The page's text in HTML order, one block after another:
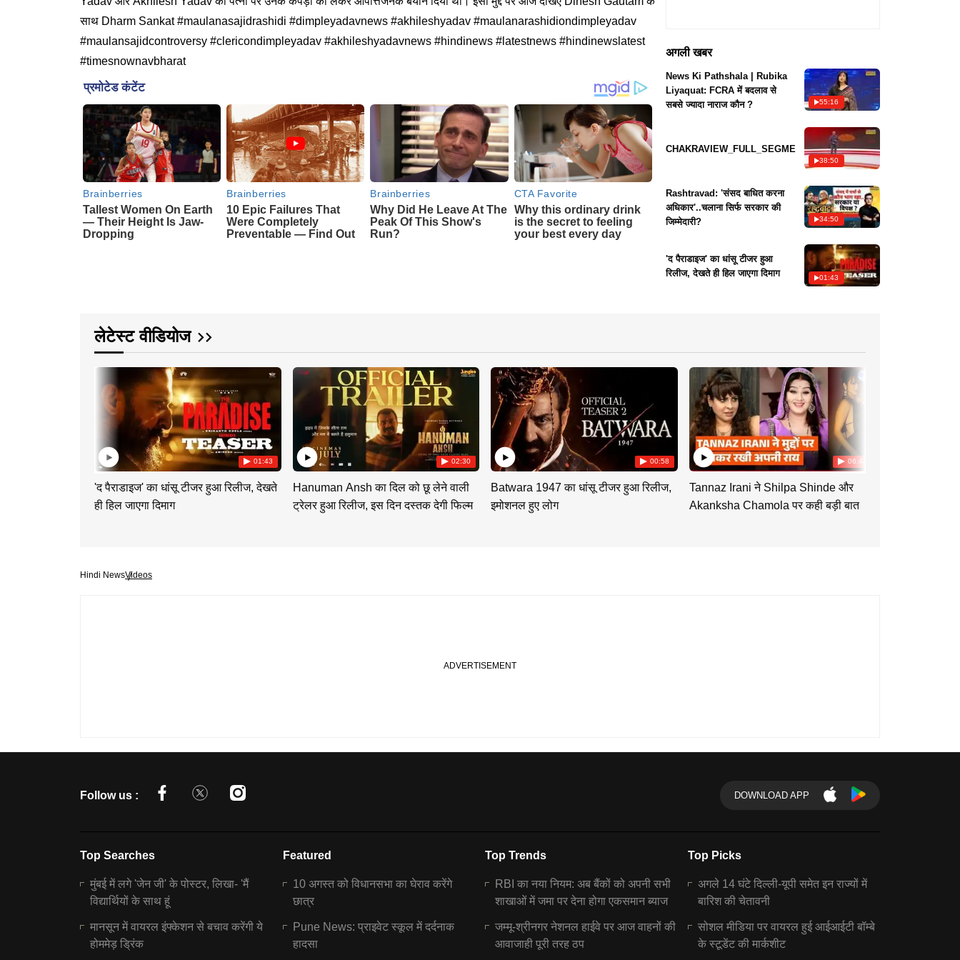
साथ Dharm Sankat #maulanasajidrashidi #dimpleyadavnews #akhileshyadav #maulanarashidiondimpleyadav
#maulansajidcontroversy #clericondimpleyadav #akhileshyadavnews #hindinews #latestnews #hindinewslatest
#timesnownavbharat
अगली खबर
News Ki Pathshala | Rubika
Liyaquat: FCRA में बदलाव से
सबसे ज्यादा नाराज कौन ?
55:16
CHAKRAVIEW_FULL_SEGMENT
38:50
Rashtravad: 'संसद बाधित करना
अधिकार'..चलाना सिर्फ सरकार की
जिम्मेदारी?
34:50
'द पैराडाइज' का धांसू टीजर हुआ
रिलीज, देखते ही हिल जाएगा दिमाग
01:43
लेटेस्ट वीडियोज
01:43
'द पैराडाइज' का धांसू टीजर हुआ रिलीज, देखते
ही हिल जाएगा दिमाग
02:30
Hanuman Ansh का दिल को छू लेने वाली
ट्रेलर हुआ रिलीज, इस दिन दस्तक देगी फिल्म
00:58
Batwara 1947 का धांसू टीजर हुआ रिलीज,
इमोशनल हुए लोग
06:44
Tannaz Irani ने Shilpa Shinde और
Akanksha Chamola पर कही बड़ी बात
Hindi NewsVideos
Follow us : DOWNLOAD APP
Top Searches
मुंबई में लगे 'जेन जी' के पोस्टर, लिखा- 'मैं
विद्यार्थियों के साथ हूं
मानसून में वायरल इंफ्केशन से बचाव करेंगी ये
होममेड़ ड्रिंक
Featured
10 अगस्त को विधानसभा का घेराव करेंगे
छात्र
Pune News: प्राइवेट स्कूल में दर्दनाक
हादसा
Top Trends
RBI का नया नियम: अब बैंकों को अपनी सभी
शाखाओं में जमा पर देना होगा एकसमान ब्याज
जम्मू-श्रीनगर नेशनल हाईवे पर आज वाहनों की
आवाजाही पूरी तरह ठप
Top Picks
अगले 14 घंटे दिल्ली-यूपी समेत इन राज्यों में
बारिश की चेतावनी
सोशल मीडिया पर वायरल हुई आईआईटी बॉम्बे
के स्टूडेंट की मार्कशीट